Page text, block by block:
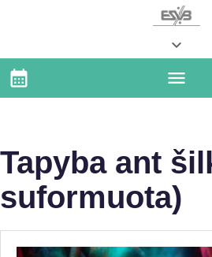
Tapyba ant
suformuota)